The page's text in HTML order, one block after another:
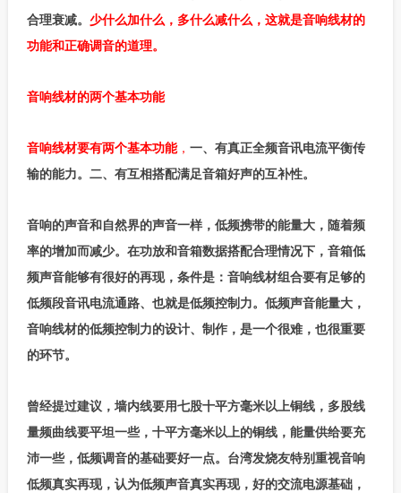
合理衰减。少什么加什么，多什么减什么，这就是音响线材的
功能和正确调音的道理。
音响线材的两个基本功能
音响线材要有两个基本功能，一、有真正全频音讯电流平衡传
输的能力。二、有互相搭配满足音箱好声的互补性。
音响的声音和自然界的声音一样，低频携带的能量大，随着频
率的增加而减少。在功放和音箱数据搭配合理情况下，音箱低
频声音能够有很好的再现，条件是：音响线材组合要有足够的
低频段音讯电流通路、也就是低频控制力。低频声音能量大，
音响线材的低频控制力的设计、制作，是一个很难，也很重要
的环节。
曾经提过建议，墙内线要用七股十平方毫米以上铜线，多股线
量频曲线要平坦一些，十平方毫米以上的铜线，能量供给要充
沛一些，低频调音的基础要好一点。台湾发烧友特别重视音响
低频真实再现，认为低频声音真实再现，好的交流电源基础，